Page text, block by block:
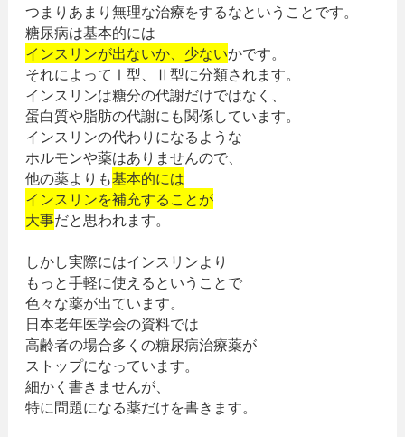
つまりあまり無理な治療をするなということです。
糖尿病は基本的には
インスリンが出ないか、少ないかです。
それによってⅠ型、Ⅱ型に分類されます。
インスリンは糖分の代謝だけではなく、
蛋白質や脂肪の代謝にも関係しています。
インスリンの代わりになるような
ホルモンや薬はありませんので、
他の薬よりも基本的には
インスリンを補充することが
大事だと思われます。
しかし実際にはインスリンより
もっと手軽に使えるということで
色々な薬が出ています。
日本老年医学会の資料では
高齢者の場合多くの糖尿病治療薬が
ストップになっています。
細かく書きませんが、
特に問題になる薬だけを書きます。